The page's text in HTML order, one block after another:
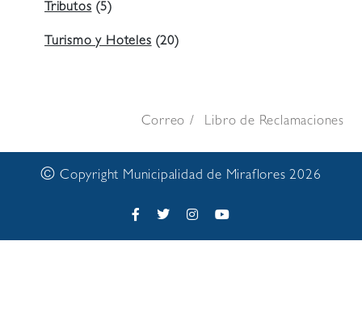
Tributos (5)
Turismo y Hoteles (20)
Correo Libro de Reclamaciones
© Copyright Municipalidad de Miraflores 2026